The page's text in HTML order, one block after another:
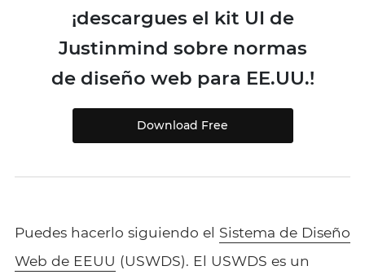
¡descargues el kit UI de
Justinmind sobre normas
de diseño web para EE.UU.!
Download Free
Puedes hacerlo siguiendo el Sistema de Diseño
Web de EEUU (USWDS). El USWDS es un